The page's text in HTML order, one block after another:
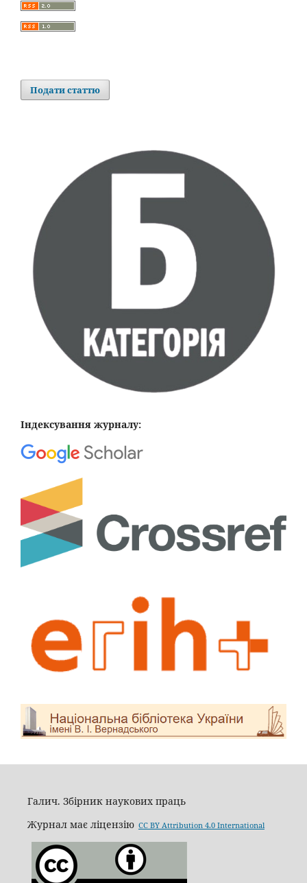
Подати статтю
Індексування журналу:
Галич. Збірник наукових праць
Журнал має ліцензію CC BY Attribution 4.0 International